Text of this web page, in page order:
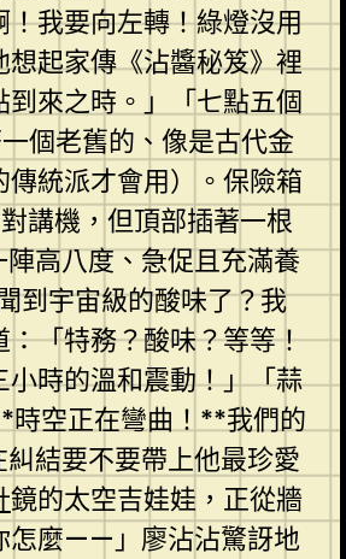
我要向左轉！綠燈沒用
起家傳《沾醬秘笈》裡
來之時。」「七點五個
個老舊的、像是古代金
統派才會用）。保險箱
講機，但頂部插著一根
高八度、急促且充滿養
到宇宙級的酸味了？我
「特務？酸味？等等！
時的溫和震動！」「蒜
時空正在彎曲！**我們的
結要不要帶上他最珍愛
鏡的太空吉娃娃，正從牆
怎麼——」廖沾沾驚訝地